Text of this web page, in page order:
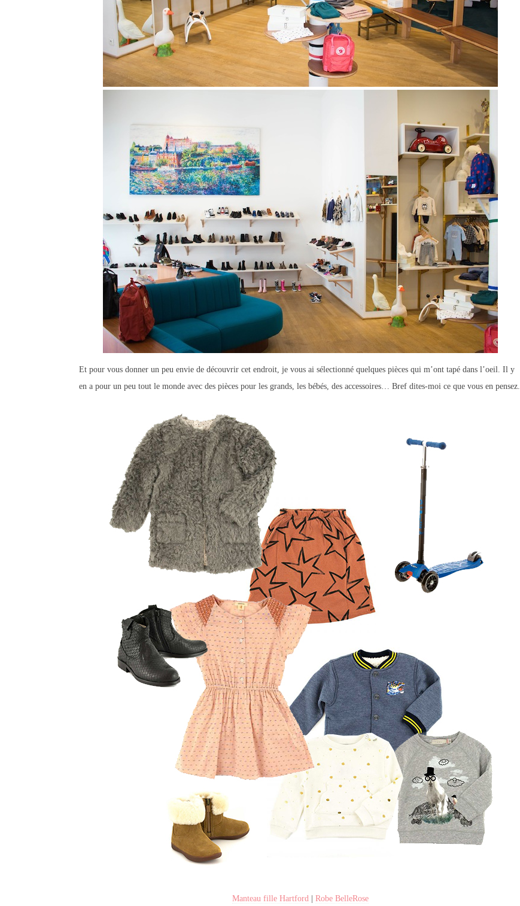
Et pour vous donner un peu envie de découvrir cet endroit, je vous ai sélectionné quelques pièces qui m’ont tapé dans l’oeil. Il y
en a pour un peu tout le monde avec des pièces pour les grands, les bébés, des accessoires… Bref dites-moi ce que vous en pensez.
Manteau fille Hartford Robe BelleRose